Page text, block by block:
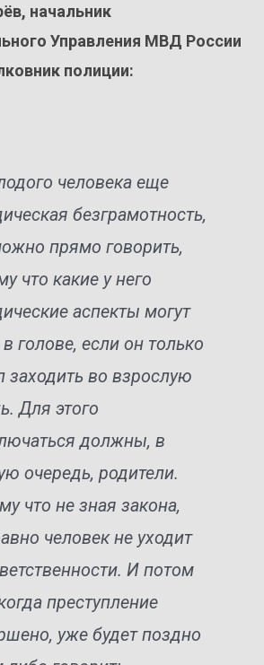
начальник
Управления МВД России
полиции:
человека еще
безграмотность,
прямо говорить,
что какие у него
аспекты могут
голове, если он только
заходить во взрослую
Для этого
должны, в
очередь, родители.
что не зная закона,
человек не уходит
И потом
преступление
уже будет поздно